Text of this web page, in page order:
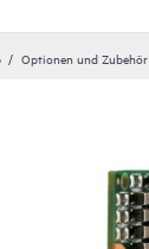
Optionen und Zubehör